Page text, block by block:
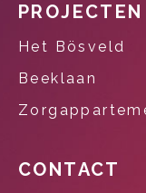
PROJECTEN
Het Bösveld
Beeklaan
CONTACT